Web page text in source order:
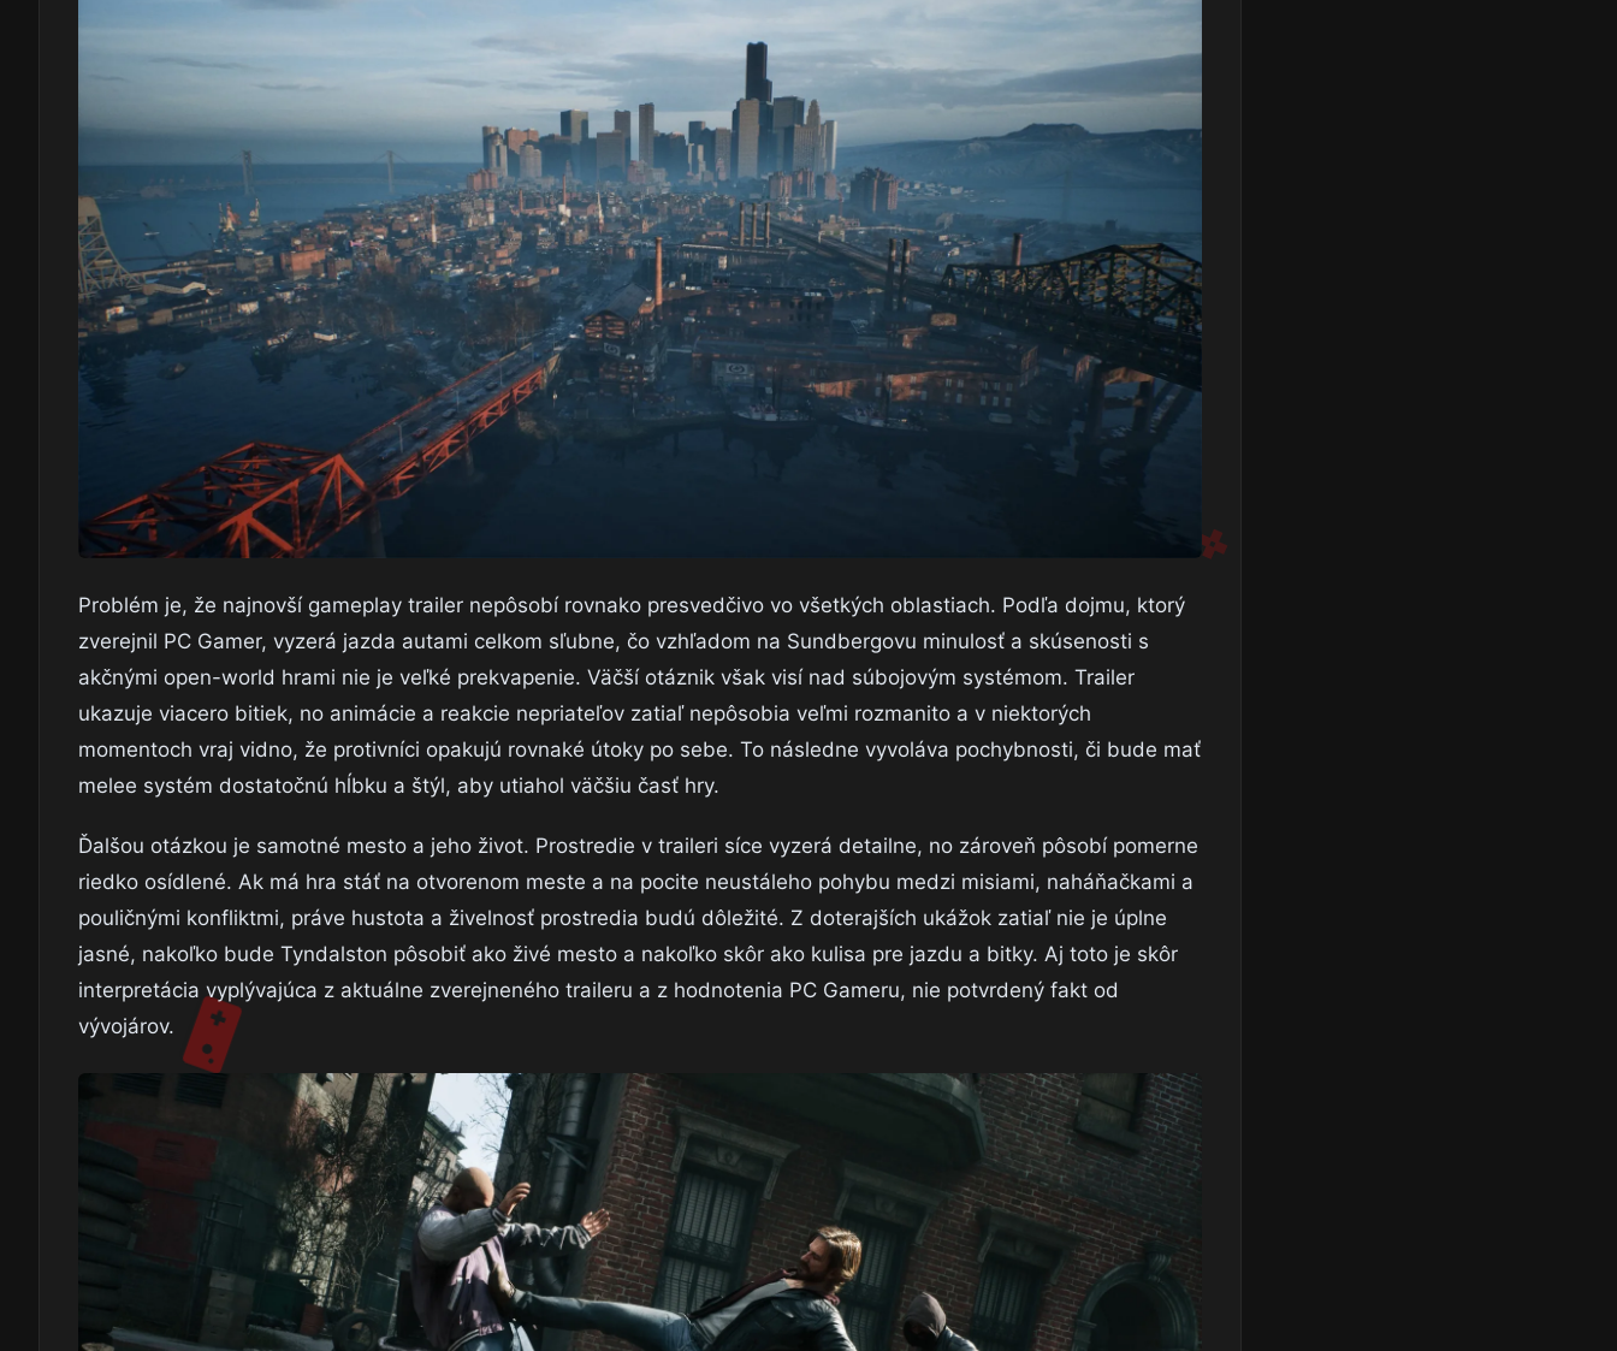
Problém je, že najnovší gameplay trailer nepôsobí rovnako presvedčivo vo všetkých oblastiach. Podľa dojmu, ktorý
zverejnil PC Gamer, vyzerá jazda autami celkom sľubne, čo vzhľadom na Sundbergovu minulosť a skúsenosti s
akčnými open-world hrami nie je veľké prekvapenie. Väčší otáznik však visí nad súbojovým systémom. Trailer
ukazuje viacero bitiek, no animácie a reakcie nepriateľov zatiaľ nepôsobia veľmi rozmanito a v niektorých
momentoch vraj vidno, že protivníci opakujú rovnaké útoky po sebe. To následne vyvoláva pochybnosti, či bude mať
melee systém dostatočnú hĺbku a štýl, aby utiahol väčšiu časť hry.
Ďalšou otázkou je samotné mesto a jeho život. Prostredie v traileri síce vyzerá detailne, no zároveň pôsobí pomerne
riedko osídlené. Ak má hra stáť na otvorenom meste a na pocite neustáleho pohybu medzi misiami, naháňačkami a
pouličnými konfliktmi, práve hustota a živelnosť prostredia budú dôležité. Z doterajších ukážok zatiaľ nie je úplne
jasné, nakoľko bude Tyndalston pôsobiť ako živé mesto a nakoľko skôr ako kulisa pre jazdu a bitky. Aj toto je skôr
interpretácia vyplývajúca z aktuálne zverejneného traileru a z hodnotenia PC Gameru, nie potvrdený fakt od
vývojárov.